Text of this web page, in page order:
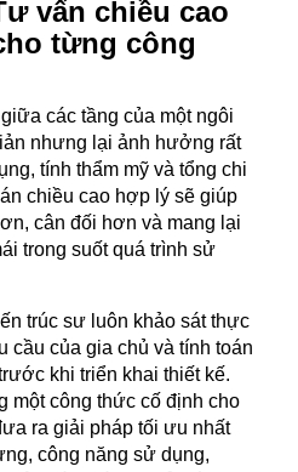
vấn chiều cao
từng công
các tầng của một ngôi
nhưng lại ảnh hưởng rất
tính thẩm mỹ và tổng chi
chiều cao hợp lý sẽ giúp
cân đối hơn và mang lại
trong suốt quá trình sử
trúc sư luôn khảo sát thực
cầu của gia chủ và tính toán
khi triển khai thiết kế.
một công thức cố định cho
ra giải pháp tối ưu nhất
công năng sử dụng,